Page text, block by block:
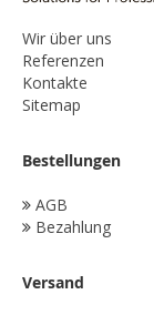
Wir über uns
Referenzen
Kontakte
Sitemap
Bestellungen
AGB
Bezahlung
Versand